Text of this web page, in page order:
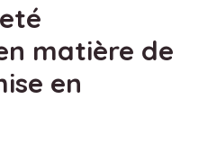
matière de
en